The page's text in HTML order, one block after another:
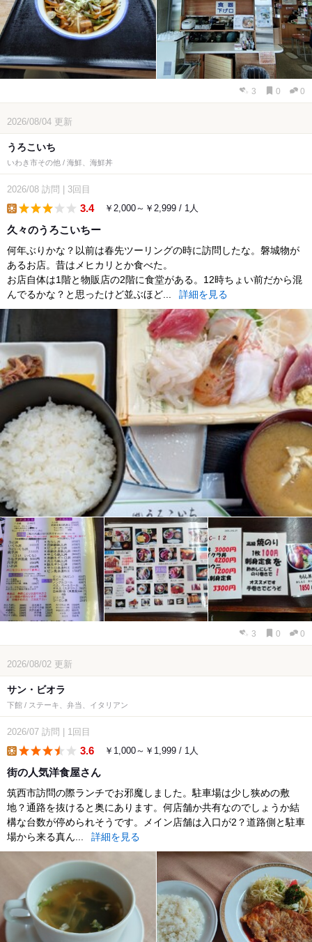
3 0 0
2026/08/04 更新
うろこいち
いわき市その他 / 海鮮、海鮮丼
2026/08 訪問 | 3回目
3.4 ￥2,000～￥2,999 / 1人
久々のうろこいちー
何年ぶりかな？以前は春先ツーリングの時に訪問したな。磐城物が
あるお店。昔はメヒカリとか食べた。
お店自体は1階と物販店の2階に食堂がある。12時ちょい前だから混
んでるかな？と思ったけど並ぶほど...
詳細を見る
3 0 0
2026/08/02 更新
サン・ビオラ
下館 / ステーキ、弁当、イタリアン
2026/07 訪問 1回目
3.6 ￥1,000～￥1,999 / 1人
街の人気洋食屋さん
筑西市訪問の際ランチでお邪魔しました。駐車場は少し狭めの敷
地？通路を抜けると奥にあります。何店舗か共有なのでしょうか結
構な台数が停められそうです。メイン店舗は入口が2？道路側と駐車
場から来る真ん...
詳細を見る